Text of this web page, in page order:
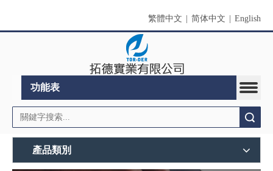
繁體中文 简体中文 English
功能表
產品類別